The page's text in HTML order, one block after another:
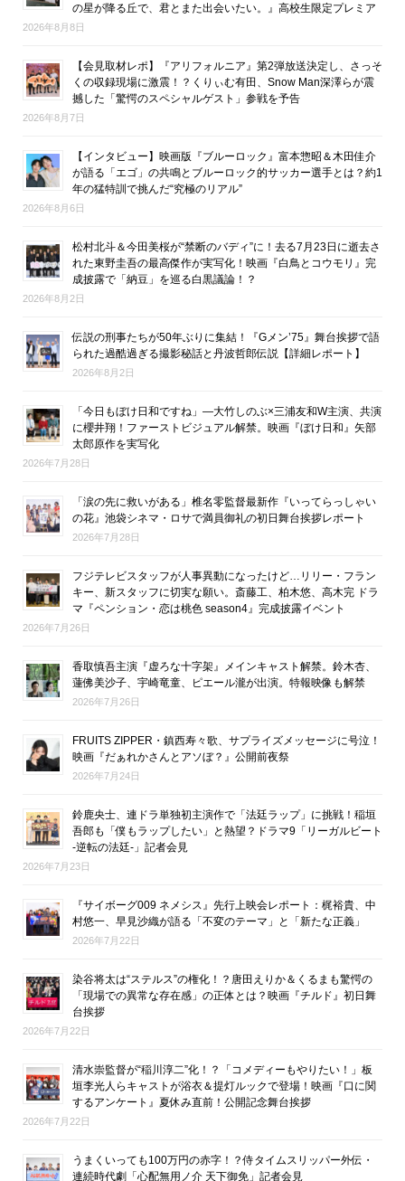
の星が降る丘で、君とまた出会いたい。』高校生限定プレミア
2026年8月8日
【会見取材レポ】『アリフォルニア』第2弾放送決定し、さっそ
くの収録現場に激震！？くりぃむ有田、Snow Man深澤らが震
撼した「驚愕のスペシャルゲスト」参戦を予告
2026年8月7日
【インタビュー】映画版『ブルーロック』富本惣昭＆木田佳介
が語る「エゴ」の共鳴とブルーロック的サッカー選手とは？約1
年の猛特訓で挑んだ“究極のリアル”
2026年8月6日
松村北斗＆今田美桜が“禁断のバディ”に！去る7月23日に逝去さ
れた東野圭吾の最高傑作が実写化！映画『白鳥とコウモリ』完
成披露で「納豆」を巡る白黒議論！？
2026年8月2日
伝説の刑事たちが50年ぶりに集結！『Gメン’75』舞台挨拶で語
られた過酷過ぎる撮影秘話と丹波哲郎伝説【詳細レポート】
2026年8月2日
「今日もぼけ日和ですね」―大竹しのぶ×三浦友和W主演、共演
に櫻井翔！ファーストビジュアル解禁。映画『ぼけ日和』矢部
太郎原作を実写化
2026年7月28日
「涙の先に救いがある」椎名零監督最新作『いってらっしゃい
の花』池袋シネマ・ロサで満員御礼の初日舞台挨拶レポート
2026年7月28日
フジテレビスタッフが人事異動になったけど…リリー・フラン
キー、新スタッフに切実な願い。斎藤工、柏木悠、高木完 ドラ
マ『ペンション・恋は桃色 season4』完成披露イベント
2026年7月26日
香取慎吾主演『虚ろな十字架』メインキャスト解禁。鈴木杏、
蓮佛美沙子、宇崎竜童、ピエール瀧が出演。特報映像も解禁
2026年7月26日
FRUITS ZIPPER・鎮西寿々歌、サプライズメッセージに号泣！
映画『だぁれかさんとアソぼ？』公開前夜祭
2026年7月24日
鈴鹿央士、連ドラ単独初主演作で「法廷ラップ」に挑戦！稲垣
吾郎も「僕もラップしたい」と熱望？ドラマ9「リーガルビート
-逆転の法廷-」記者会見
2026年7月23日
『サイボーグ009 ネメシス』先行上映会レポート：梶裕貴、中
村悠一、早見沙織が語る「不変のテーマ」と「新たな正義」
2026年7月22日
染谷将太は“ステルス”の権化！？唐田えりか＆くるまも驚愕の
「現場での異常な存在感」の正体とは？映画『チルド』初日舞
台挨拶
2026年7月22日
清水崇監督が“稲川淳二”化！？「コメディーもやりたい！」板
垣李光人らキャストが浴衣＆提灯ルックで登場！映画『口に関
するアンケート』夏休み直前！公開記念舞台挨拶
2026年7月22日
うまくいっても100万円の赤字！？侍タイムスリッパー外伝・
連続時代劇「心配無用ノ介 天下御免」記者会見